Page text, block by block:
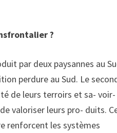
?
par deux paysannes au
perdure au Sud. Le
de leurs terroirs et sa- voir-
valoriser leurs pro- duits.
renforcent les systèmes